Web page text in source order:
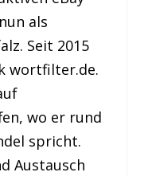
als
Seit 2015
wortfilter.de.
wo er rund
spricht.
Austausch